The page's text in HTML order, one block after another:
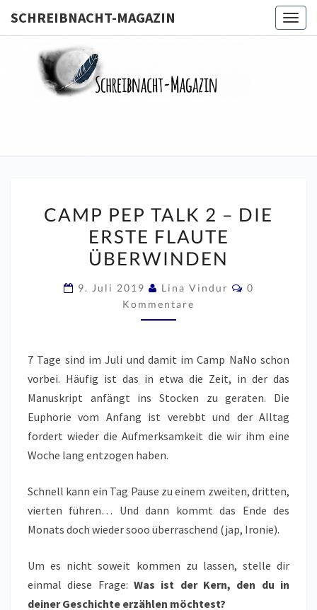
SCHREIBNACHT-MAGAZIN
PEP
TALK
2
DIE
CAMP PEP TALK 2 – DIE
ERSTE FLAUTE
ÜBERWINDEN
9. Juli 2019 Lina Vindur Kommentare
0
Kommentare
7 Tage sind im Juli und damit im Camp NaNo schon
vorbei. Häufig ist das in etwa die Zeit, in der das
Manuskript anfängt ins Stocken zu geraten. Die
Euphorie vom Anfang ist verebbt und der Alltag
fordert wieder die Aufmerksamkeit die wir ihm eine
Woche lang entzogen haben.
Schnell kann ein Tag Pause zu einem zweiten, dritten,
vierten führen… Und dann kommt das Ende des
Monats doch wieder sooo überraschend (jap, Ironie).
Um es nicht soweit kommen zu lassen, stelle dir
einmal diese Frage: Was ist der Kern, den du in
deiner Geschichte erzählen möchtest?